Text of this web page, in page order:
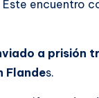
encuentro
a prisión
Flandes.